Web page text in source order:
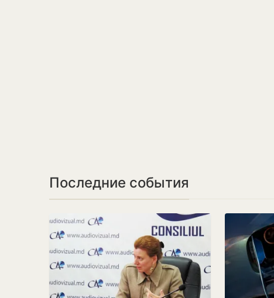
Последние события